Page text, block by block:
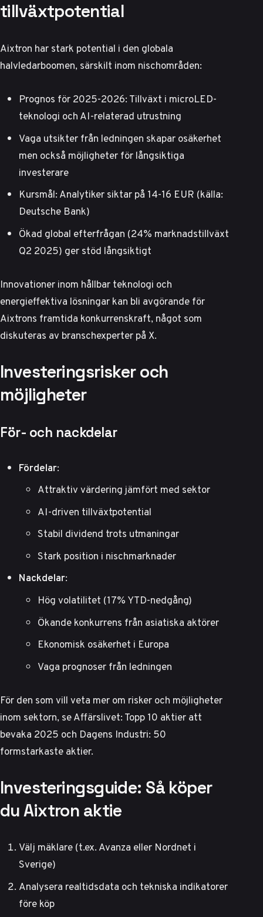
tillväxtpotential
Aixtron har stark potential i den globala
halvledarboomen, särskilt inom nischområden:
Prognos för 2025-2026: Tillväxt i microLED-
teknologi och AI-relaterad utrustning
Vaga utsikter från ledningen skapar osäkerhet
men också möjligheter för långsiktiga
investerare
Kursmål: Analytiker siktar på 14-16 EUR (källa:
Deutsche Bank)
Ökad global efterfrågan (24% marknadstillväxt
Q2 2025) ger stöd långsiktigt
Innovationer inom hållbar teknologi och
energieffektiva lösningar kan bli avgörande för
Aixtrons framtida konkurrenskraft, något som
diskuteras av branschexperter på X.
Investeringsrisker och
möjligheter
För- och nackdelar
Fördelar:
Attraktiv värdering jämfört med sektor
AI-driven tillväxtpotential
Stabil dividend trots utmaningar
Stark position i nischmarknader
Nackdelar:
Hög volatilitet (17% YTD-nedgång)
Ökande konkurrens från asiatiska aktörer
Ekonomisk osäkerhet i Europa
Vaga prognoser från ledningen
För den som vill veta mer om risker och möjligheter
inom sektorn, seAffärslivet: Topp 10 aktier att
bevaka 2025 och Dagens Industri: 50
formstarkaste aktier.
Investeringsguide: Så köper
du Aixtron aktie
Välj mäklare (t.ex. Avanza eller Nordnet i
Sverige)
Analysera realtidsdata och tekniska indikatorer
före köp